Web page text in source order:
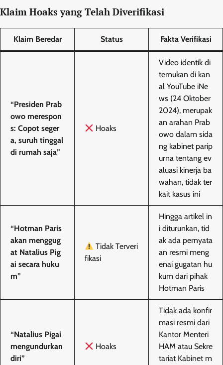
Klaim Hoaks yang Telah Diverifikasi
Klaim Beredar Status Fakta Verifikasi
“Presiden Prab
owo merespon
s: Copot seger
a, suruh tinggal
di rumah saja”
Hoaks
Video identik di
temukan di kan
al YouTube iNe
ws (24 Oktober
2024), merupak
an arahan Prab
owo dalam sida
ng kabinet parip
urna tentang ev
aluasi kinerja ba
wahan, tidak ter
kait kasus ini
“Hotman Paris
akan menggug
at Natalius Pig
ai secara huku
m”
Tidak Terveri
fikasi
Hingga artikel in
i diturunkan, tid
ak ada pernyata
an resmi meng
enai gugatan hu
kum dari pihak
Hotman Paris
“Natalius Pigai
mengundurkan
diri”
Hoaks
Tidak ada konfir
masi resmi dari
Kantor Menteri
HAM atau Sekre
tariat Kabinet m